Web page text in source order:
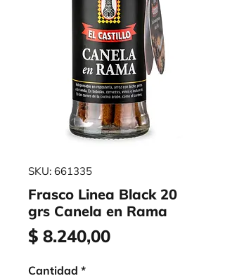
SKU: 661335
Frasco Linea Black 20
grs Canela en Rama
$ 8.240,00Precio
Cantidad *